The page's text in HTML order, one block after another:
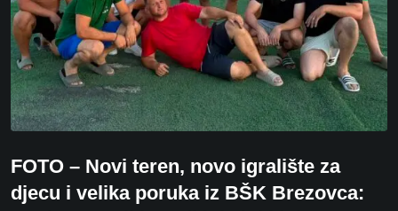
FOTO – Novi teren, novo igralište za
djecu i velika poruka iz BŠK Brezovca: